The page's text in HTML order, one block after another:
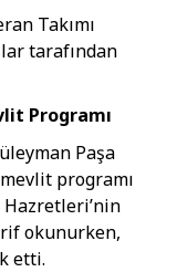
Takımı
tarafından
Programı
Paşa
programı
okunurken,
etti.